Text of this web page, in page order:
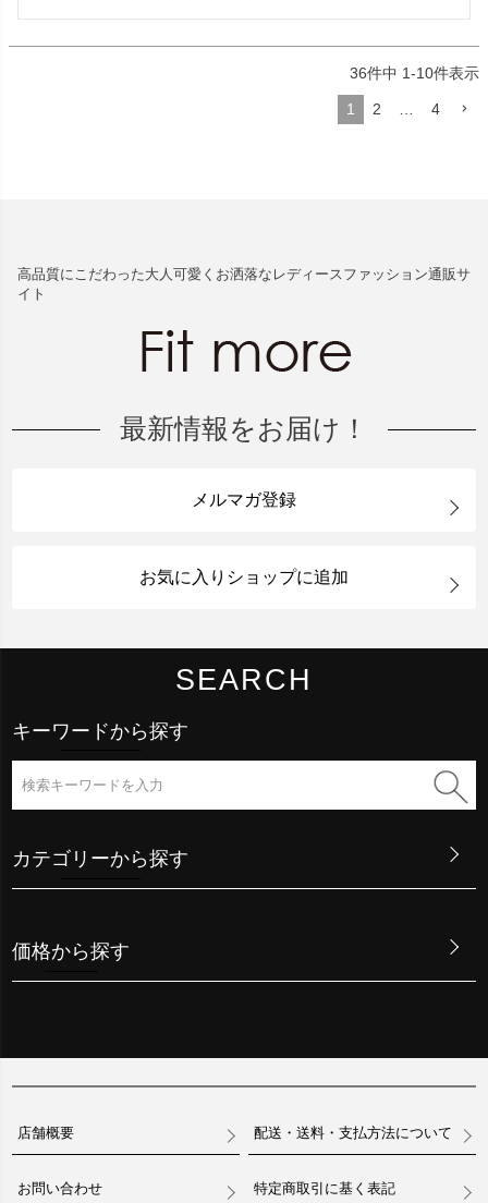
36件中 1-10件表示
1 2 4
高品質にこだわった大人可愛くお洒落なレディースファッション通販サ
イト
最新情報をお届け！
メルマガ登録
お気に入りショップに追加
SEARCH
キーワードから探す
カテゴリーから探す
価格から探す
店舗概要 配送・送料・支払方法について
お問い合わせ 特定商取引に基く表記